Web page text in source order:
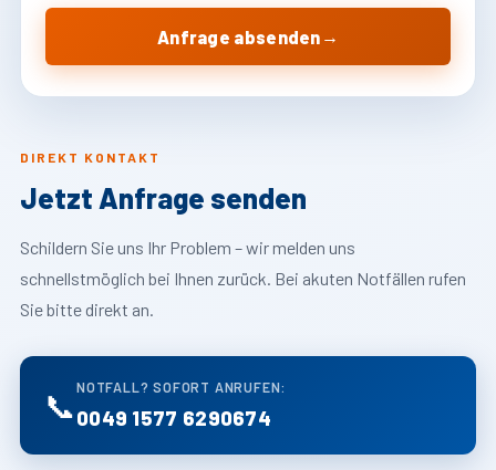
DIREKT KONTAKT
Jetzt Anfrage senden
Schildern Sie uns Ihr Problem – wir melden uns
schnellstmöglich bei Ihnen zurück. Bei akuten Notfällen rufen
Sie bitte direkt an.
📞 NOTFALL? SOFORT ANRUFEN:
0049 1577 6290674
Anfrage absenden →